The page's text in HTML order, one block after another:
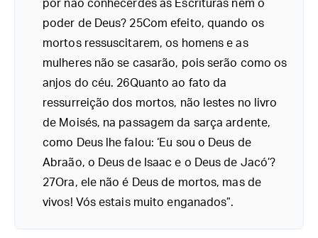
por não conhecerdes as Escrituras nem o
poder de Deus? 25Com efeito, quando os
mortos ressuscitarem, os homens e as
mulheres não se casarão, pois serão como os
anjos do céu. 26Quanto ao fato da
ressurreição dos mortos, não lestes no livro
de Moisés, na passagem da sarça ardente,
como Deus lhe falou: ‘Eu sou o Deus de
Abraão, o Deus de Isaac e o Deus de Jacó’?
27Ora, ele não é Deus de mortos, mas de
vivos! Vós estais muito enganados”.